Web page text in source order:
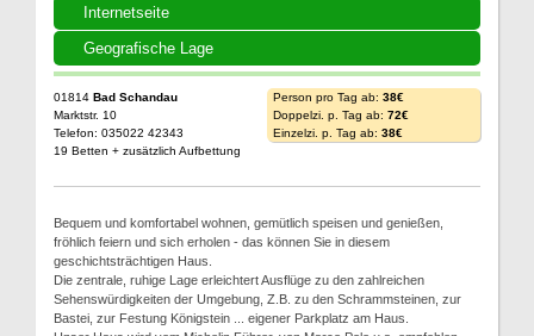
Internetseite
Geografische Lage
01814 Bad Schandau
Marktstr. 10
Telefon: 035022 42343
19 Betten + zusätzlich Aufbettung
Person pro Tag ab: 38€
Doppelzi. p. Tag ab: 72€
Einzelzi. p. Tag ab: 38€
Bequem und komfortabel wohnen, gemütlich speisen und genießen,
fröhlich feiern und sich erholen - das können Sie in diesem
geschichtsträchtigen Haus.
Die zentrale, ruhige Lage erleichtert Ausflüge zu den zahlreichen
Sehenswürdigkeiten der Umgebung, Z.B. zu den Schrammsteinen, zur
Bastei, zur Festung Königstein ... eigener Parkplatz am Haus.